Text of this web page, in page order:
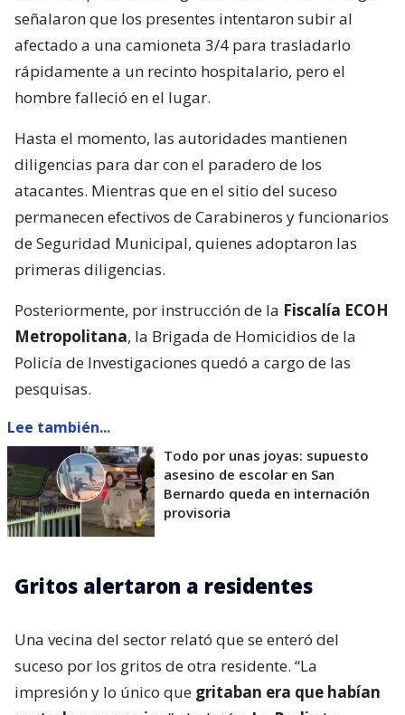
señalaron que los presentes intentaron subir al
afectado a una camioneta 3/4 para trasladarlo
rápidamente a un recinto hospitalario, pero el
hombre falleció en el lugar.
Hasta el momento, las autoridades mantienen
diligencias para dar con el paradero de los
atacantes. Mientras que en el sitio del suceso
permanecen efectivos de Carabineros y funcionarios
de Seguridad Municipal, quienes adoptaron las
primeras diligencias.
Posteriormente, por instrucción de la Fiscalía ECOH
Metropolitana, la Brigada de Homicidios de la
Policía de Investigaciones quedó a cargo de las
pesquisas.
Lee también...
Todo por unas joyas: supuesto
asesino de escolar en San
Bernardo queda en internación
provisoria
Gritos alertaron a residentes
Una vecina del sector relató que se enteró del
suceso por los gritos de otra residente. “La
impresión y lo único que gritaban era que habían